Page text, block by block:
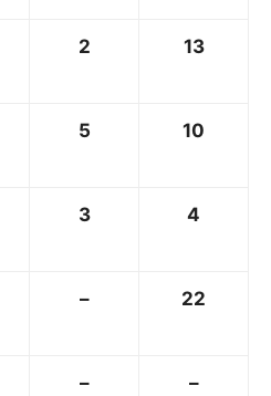
2 13
5 10
3 4
– 22
– –